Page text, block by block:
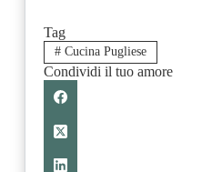
Tag
#Cucina Pugliese
Condividi il tuo amore